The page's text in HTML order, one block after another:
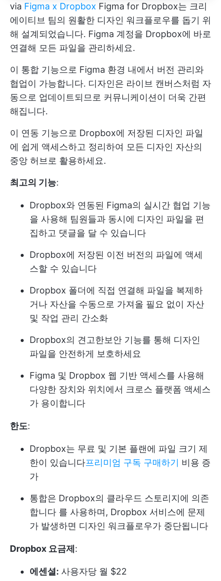
via Figma x Dropbox Figma for Dropbox는 크리
에이티브 팀의 원활한 디자인 워크플로우를 돕기 위
해 설계되었습니다. Figma 계정을 Dropbox에 바로
연결해 모든 파일을 관리하세요.
이 통합 기능으로 Figma 환경 내에서 버전 관리와
협업이 가능합니다. 디자인은 라이브 캔버스처럼 자
동으로 업데이트되므로 커뮤니케이션이 더욱 간편
해집니다.
이 연동 기능으로 Dropbox에 저장된 디자인 파일
에 쉽게 액세스하고 정리하여 모든 디자인 자산의
중앙 허브로 활용하세요.
최고의 기능:
Dropbox와 연동된 Figma의 실시간 협업 기능
을 사용해 팀원들과 동시에 디자인 파일을 편
집하고 댓글을 달 수 있습니다
Dropbox에 저장된 이전 버전의 파일에 액세
스할 수 있습니다
Dropbox 폴더에 직접 연결해 파일을 복제하
거나 자산을 수동으로 가져올 필요 없이 자산
및 작업 관리 간소화
Dropbox의 견고한보안 기능를 통해 디자인
파일을 안전하게 보호하세요
Figma 및 Dropbox 웹 기반 액세스를 사용해
다양한 장치와 위치에서 크로스 플랫폼 액세스
가 용이합니다
한도:
Dropbox는 무료 및 기본 플랜에 파일 크기 제
한이 있습니다프리미엄 구독 구매하기 비용 증
가
통합은 Dropbox의 클라우드 스토리지에 의존
합니다 를 사용하며, Dropbox 서비스에 문제
가 발생하면 디자인 워크플로우가 중단됩니다
Dropbox 요금제:
에센셜: 사용자당 월 $22